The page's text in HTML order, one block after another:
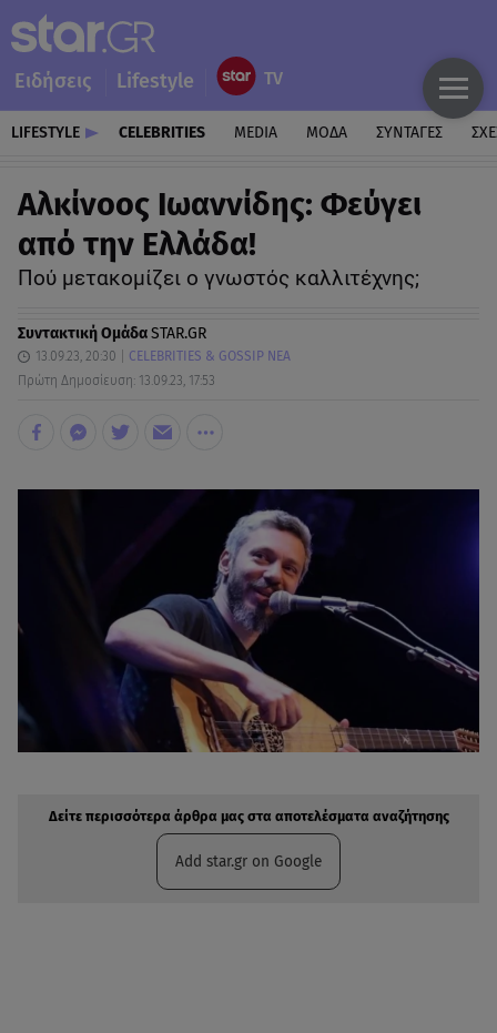
Ειδήσεις Lifestyle
LIFESTYLE CELEBRITIES MEDIA ΜΟΔΑ ΣΥΝΤΑΓΕΣ
Αλκίνοος Ιωαννίδης: Φεύγει
από την Ελλάδα!
Πού μετακομίζει ο γνωστός καλλιτέχνης;
Συντακτική ΟμάδαSTAR.GR
13.09.23, 20:30
CELEBRITIES & GOSSIP ΝΕΑ
Πρώτη Δημοσίευση: 13.09.23, 17:53
Δείτε περισσότερα άρθρα μας στα αποτελέσματα αναζήτησης
Add star.gr on Google